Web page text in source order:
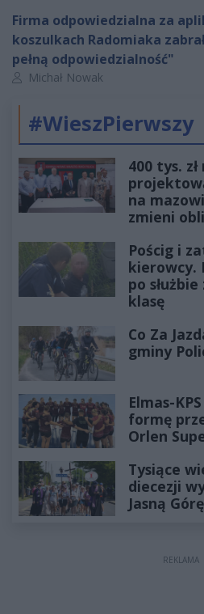
Firma odpowiedzialna za
koszulkach Radomiaka
pełną odpowiedzialność"
Autor artykułu:
Michał Nowak
#WieszPierwszy
400 tys.
na
zmieni
Pościg i
kierowcy.
po
klasę
Co Za
gminy
Elmas-
formę
Orlen
Tysiące
diecezji
Jasną
REKLAMA